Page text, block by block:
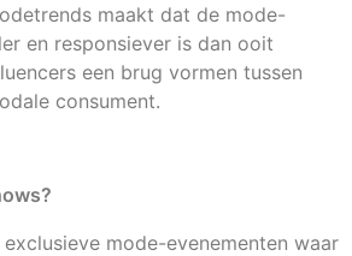
maakt dat de mode-
en responsiever is dan ooit
een brug vormen tussen
consument.
mode-evenementen waar